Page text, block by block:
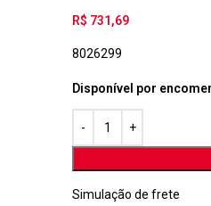
R$ 731,69
8026299
Disponível por
Simulação de frete